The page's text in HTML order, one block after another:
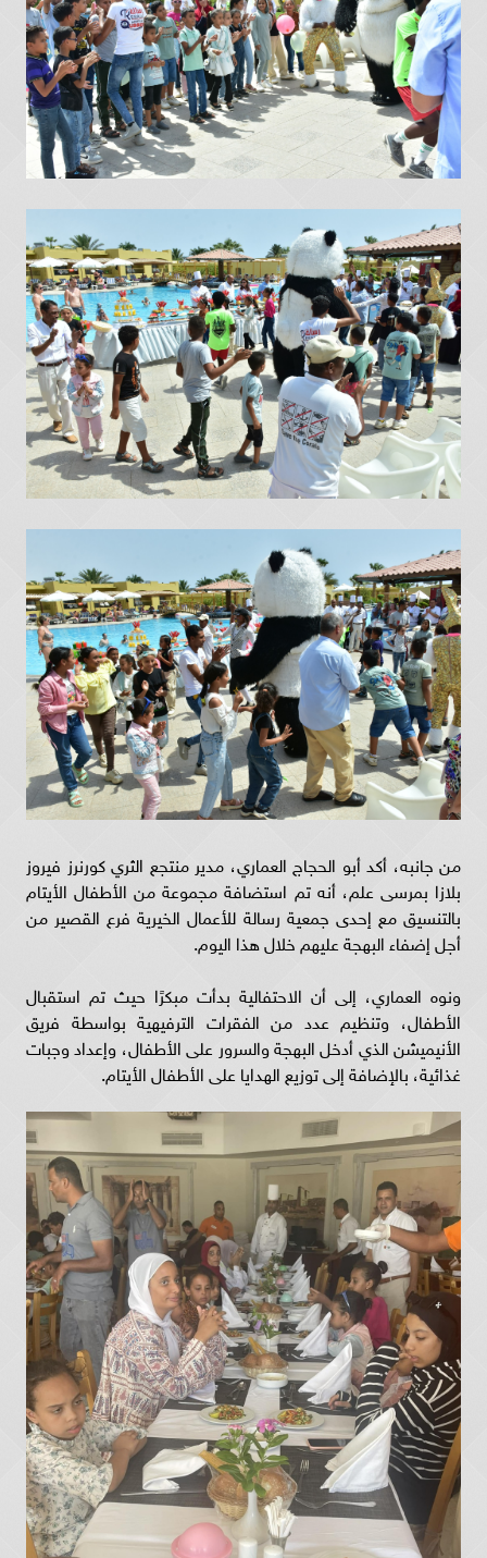
من جانبه، أكد أبو الحجاج العماري، مدير منتجع الثري كورنرز فيروز
بلازا بمرسى علم، أنه تم استضافة مجموعة من الأطفال الأيتام
بالتنسيق مع إحدى جمعية رسالة للأعمال الخيرية فرع القصير من
أجل إضفاء البهجة عليهم خلال هذا اليوم.
ونوه العماري، إلى أن الاحتفالية بدأت مبكرًا حيث تم استقبال
الأطفال، وتنظيم عدد من الفقرات الترفيهية بواسطة فريق
الأنيميشن الذي أدخل البهجة والسرور على الأطفال، وإعداد وجبات
غذائية، بالإضافة إلى توزيع الهدايا على الأطفال الأيتام.